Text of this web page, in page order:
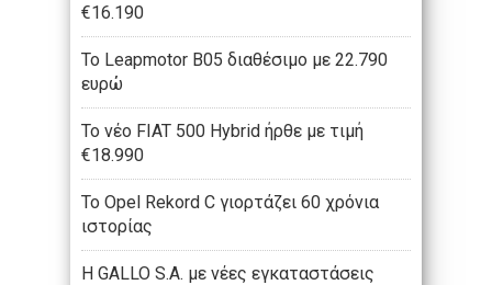
€16.190
Το Leapmotor B05 διαθέσιμο με 22.790
ευρώ
To νέο FIAT 500 Hybrid ήρθε με τιμή
€18.990
Το Opel Rekord C γιορτάζει 60 χρόνια
ιστορίας
Η GALLO S.A. με νέες εγκαταστάσεις